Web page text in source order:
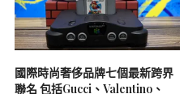
國際時尚奢侈品牌七個最新跨界
聯名 包括Gucci、Valentino、